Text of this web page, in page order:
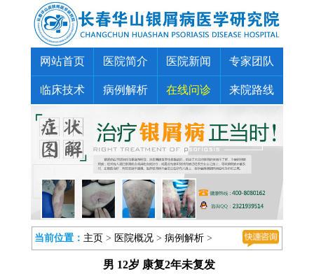
网站首页 医院简介 医院新闻 专家团队
临床技术 病例解析 在线问诊 来院路线
当前位置： 主页 > 医院概况 > 病例解析 >
男 12岁 康复2年未复发